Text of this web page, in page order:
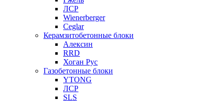
ЛСР
Wienerberger
Ceglar
Керамзитобетонные блоки
Алексин
RRD
Хоган Рус
Газобетонные блоки
YTONG
ЛСР
SLS